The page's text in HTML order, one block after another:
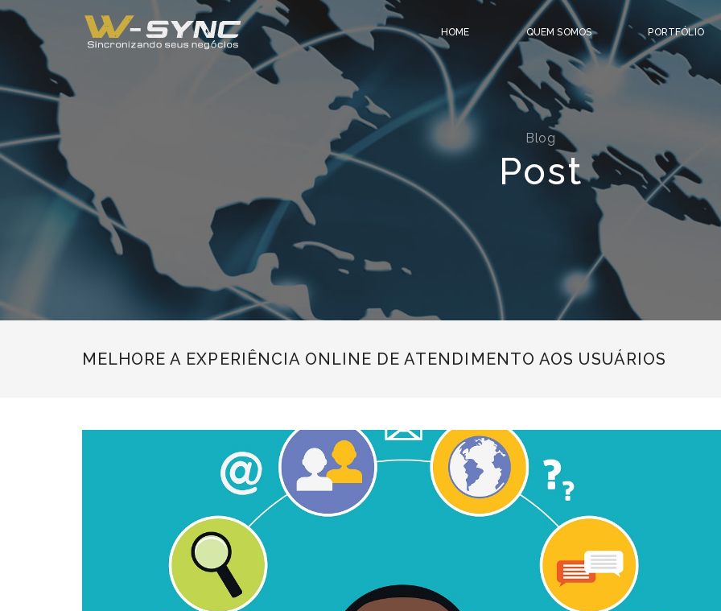
HOME QUEM SOMOS PORTFÓLIO
Blog
Post
MELHORE A EXPERIÊNCIA ONLINE DE ATENDIMENTO AOS USUÁRIOS